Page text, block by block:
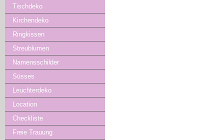
Tischdeko
Kirchendeko
Ringkissen
Streublumen
Namensschilder
Süsses
Leuchterdeko
Location
Checkliste
Freie Trauung